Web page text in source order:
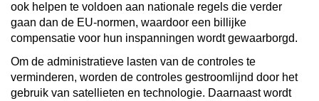
ook helpen te voldoen aan nationale regels die verder
gaan dan de EU-normen, waardoor een billijke
compensatie voor hun inspanningen wordt gewaarborgd.
Om de administratieve lasten van de controles te
verminderen, worden de controles gestroomlijnd door het
gebruik van satellieten en technologie. Daarnaast wordt